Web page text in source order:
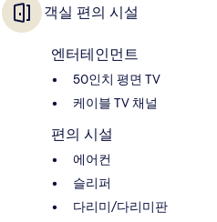
객실 편의 시설
엔터테인먼트
50인치 평면 TV
케이블 TV 채널
편의 시설
에어컨
슬리퍼
다리미/다리미판